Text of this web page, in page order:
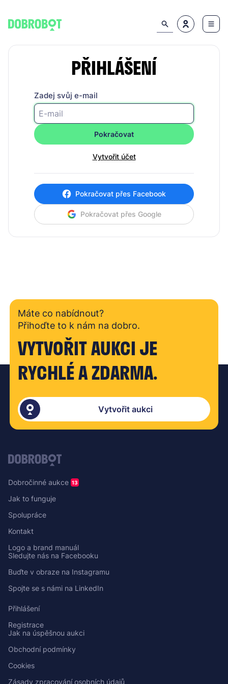
PŘIHLÁŠENÍ
Zadej svůj e-mail
Pokračovat
Vytvořit účet
Pokračovat přes Facebook
Pokračovat přes Google
Máte co nabídnout?
Přihoďte to k nám na dobro.
VYTVOŘIT AUKCI JE
RYCHLÉ A ZDARMA.
Vytvořit aukci
Dobročinné aukce 13
Jak to funguje
Spolupráce
Kontakt
Logo a brand manuál
Sledujte nás na Facebooku
Buďte v obraze na Instagramu
Spojte se s námi na LinkedIn
Přihlášení
Registrace
Jak na úspěšnou aukci
Obchodní podmínky
Cookies
Zásady zpracování osobních údajů